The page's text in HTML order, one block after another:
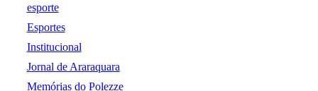
esporte
Esportes
Institucional
Jornal de Araraquara
Memórias do Polezze